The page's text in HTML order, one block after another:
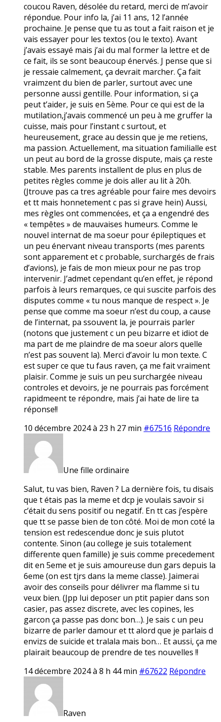
coucou Raven, désolée du retard, merci de m’avoir
répondue. Pour info la, j’ai 11 ans, 12 l’année
prochaine. Je pense que tu as tout a fait raison et je
vais essayer pour les textos (ou le texto). Avant
j’avais essayé mais j’ai du mal former la lettre et de
ce fait, ils se sont beaucoup énervés. J pense que si
je ressaie calmement, ça devrait marcher. Ça fait
vraimzent du bien de parler, surtout avec une
personne aussi gentille. Pour information, si ça
peut t’aider, je suis en 5ème. Pour ce qui est de la
mutilation,j’avais commencé un peu à me gruffer la
cuisse, mais pour l’instant c surtout, et
heureusement, grace au dessin que je me retiens,
ma passion. Actuellement, ma situation familialle est
un peut au bord de la grosse dispute, mais ça reste
stable. Mes parents installent de plus en plus de
petites règles comme je dois aller au lit à 20h.
(Jtrouve pas ca tres agréable pour faire mes devoirs
et tt mais honnetement c pas si grave hein) Aussi,
mes règles ont commencées, et ça a engendré des
« tempêtes » de mauvaises humeurs. Comme le
nouvel internat de ma soeur pour épileptiques et
un peu énervant niveau transports (mes parents
sont apparement et c probable, surchargés de frais
d’avions), je fais de mon mieux pour ne pas trop
intervenir. J’admet cependant qu’en effet, je répond
parfois à leurs remarques, ce qui suscite parfois des
disputes comme « tu nous manque de respect ». Je
pense que comme ma soeur n’est du coup, a cause
de l’internat, pa ssouvent la, je pourrais parler
(notons que justement c un peu bizarre et idiot de
ma part de me plaindre de ma soeur alors quelle
n’est pas souvent la). Merci d’avoir lu mon texte. C
est super ce que tu faus raven, ça me fait vraiment
plaisir. Comme je suis un peu surchargée niveau
controles et devoirs, je ne pourrais pas forcément
rapidmeent te répondre, mais j’ai hate de lire ta
réponse!!
10 décembre 2024 à 23 h 27 min #67516 Répondre
Une fille ordinaire
Salut, tu vas bien, Raven ? La dernière fois, tu disais
que t étais pas la meme et dcp je voulais savoir si
c’était du sens positif ou negatif. En tt cas j’espère
que tt se passe bien de ton côté. Moi de mon coté la
tension est redescendue donc je suis plutot
contente. Sinon (au college je suis totalement
differente quen famille) je suis comme precedement
dit en 5eme et je suis amoureuse dun gars depuis la
6eme (on est tjrs dans la meme classe). Jaimerai
avoir des conseils pour délivrer ma flamme si tu
veux bien. (Jpp lui deposer un ptit papier dans son
casier, pas assez discrete, avec les copines, les
garcon ça passe pas donc bon…). Je sais c un peu
bizarre de parler damour et tt alord que je parlais d
envizs de suicide et tralala mais bon… Et aussi, ça me
plairait beaucoup de prendre de tes nouvelles !!
14 décembre 2024 à 8 h 44 min #67622 Répondre
Raven